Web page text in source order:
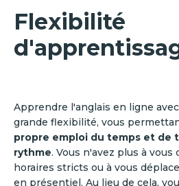
Flexibilité
Apprendre l'anglais en ligne
grande flexibilité, vous
propre emploi du temps et de
rythme. Vous n'avez plus à vous
horaires stricts ou à vous
en présentiel. Au lieu de cela,